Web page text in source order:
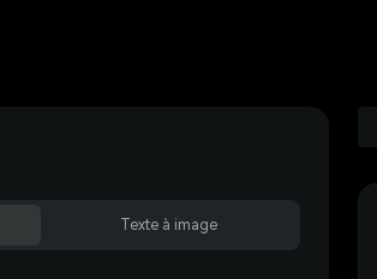
Texte à image